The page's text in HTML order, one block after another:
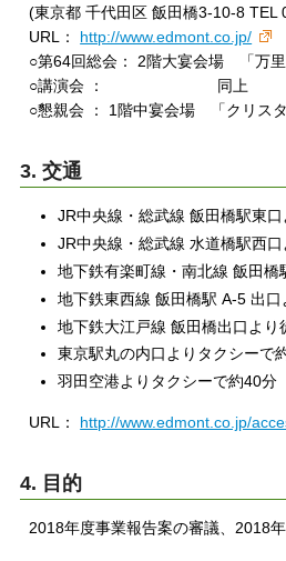
(東京都 千代田区 飯田橋3-10-8 TEL
URL： http://www.edmont.co.jp/
○第64回総会： 2階大宴会場 「万里
○講演会 ： 同上
○懇親会 ： 1階中宴会場 「クリスタ
3. 交通
JR中央線・総武線 飯田橋駅東
JR中央線・総武線 水道橋駅西
地下鉄有楽町線・南北線 飯田
地下鉄東西線 飯田橋駅 A-5 出
地下鉄大江戸線 飯田橋出口より
東京駅丸の内口よりタクシーで
羽田空港よりタクシーで約40分
URL： http://www.edmont.co.jp/
4. 目的
2018年度事業報告案の審議、2018